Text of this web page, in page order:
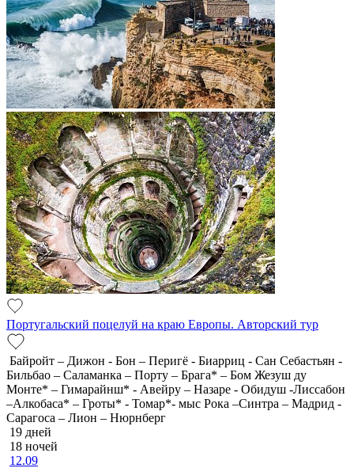
Португальский поцелуй на краю Европы. Авторский тур
Байройт – Дижон - Бон – Перигё - Биарриц - Сан Себастьян -
Бильбао – Саламанка – Порту – Брага* – Бом Жезуш ду
Монте* – Гимарайнш* - Авейру – Назаре - Обидуш -Лиссабон
–Алкобаса* – Гроты* - Томар*- мыс Рока –Синтра – Мадрид -
Сарагоса – Лион – Нюрнберг
19 дней
18 ночей
12.09